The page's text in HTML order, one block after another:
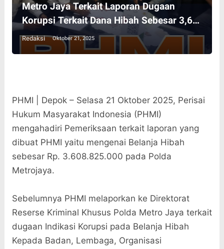
Metro Jaya Terkait Laporan Dugaan
Korupsi Terkait Dana Hibah Sebesar 3,6
Miliar Pada Kecamatan Pancoran Mas
Redaksi Oktober 21, 2025
PHMI | Depok – Selasa 21 Oktober 2025, Perisai
Hukum Masyarakat Indonesia (PHMI)
mengahadiri Pemeriksaan terkait laporan yang
dibuat PHMI yaitu mengenai Belanja Hibah
sebesar Rp. 3.608.825.000 pada Polda
Metrojaya.
Sebelumnya PHMI melaporkan ke Direktorat
Reserse Kriminal Khusus Polda Metro Jaya terkait
dugaan Indikasi Korupsi pada Belanja Hibah
Kepada Badan, Lembaga, Organisasi